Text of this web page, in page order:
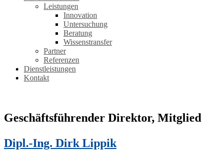
Leistungen
Innovation
Untersuchung
Beratung
Wissenstransfer
Partner
Referenzen
Dienstleistungen
Kontakt
Geschäftsführender Direktor, Mitglied
Dipl.-Ing. Dirk Lippik